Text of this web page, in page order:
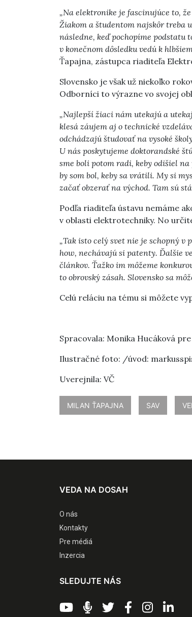
„Na elektronike je fascinujúce to,
Žiakom a študentom najskôr treba
následne, keď pochopíme podstatu
v konečnom dôsledku vedú k
Ťapajna, zástupca riaditeľa
Slovensko je však už niekoľko
Odborníci to výrazne vo svojej
„Najlepší žiaci nám utekajú a
klesá záujem aj o technické
odchádzajú študovať na vysoké
U nás poskytujeme doktorandské
sme boli potom radi, keby odišiel
by som bol, keby sa vrátili. My si
začať obzerať na východ. Tam sú
Podľa riaditeľa ústavu nemáme
v oblasti elektrotechniky. No
„Tak isto celý svet nie je schopný v
how, nechávajú si patenty. Ďalšie
článkov. Ťažko im môžeme
to obrovský zásah. Slovensko sa
Celú reláciu na tému si môžete
Spracovala: Monika Hucáková
Ilustračné foto: /úvod:
Uverejnila: VČ
MILAN ŤAPAJNA SAV
VEDA NA DOSAH
O nás
Kontakty
Pre médiá
Inzercia
SLEDUJTE NÁS